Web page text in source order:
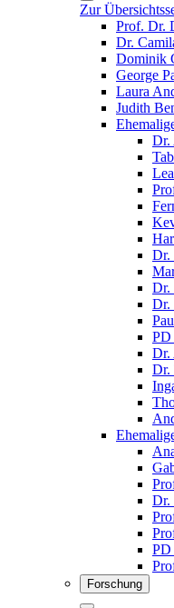
Zur
Prof. Dr.
Dr.
Dominik
George
Laura
Judith
Dr.
Dr.
Dr.
Dr.
PD
Dr.
Dr.
Dr.
PD
Forschung